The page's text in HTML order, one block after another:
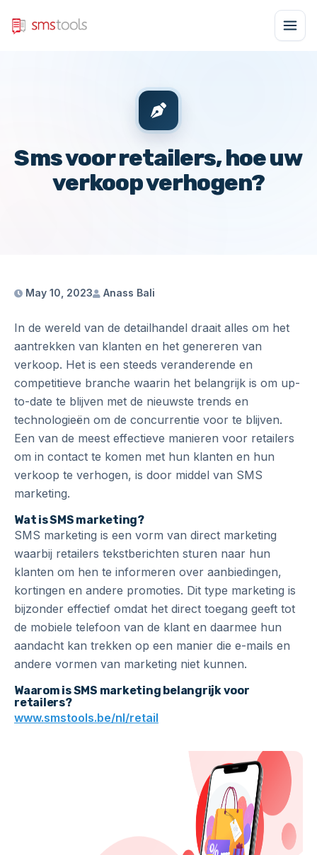
Sms voor retailers, hoe uw
verkoop verhogen?
May 10, 2023 Anass Bali
In de wereld van de detailhandel draait alles om het
aantrekken van klanten en het genereren van
verkoop. Het is een steeds veranderende en
competitieve branche waarin het belangrijk is om up-
to-date te blijven met de nieuwste trends en
technologieën om de concurrentie voor te blijven.
Een van de meest effectieve manieren voor retailers
om in contact te komen met hun klanten en hun
verkoop te verhogen, is door middel van SMS
marketing.
Wat is SMS marketing?
SMS marketing is een vorm van direct marketing
waarbij retailers tekstberichten sturen naar hun
klanten om hen te informeren over aanbiedingen,
kortingen en andere promoties. Dit type marketing is
bijzonder effectief omdat het direct toegang geeft tot
de mobiele telefoon van de klant en daarmee hun
aandacht kan trekken op een manier die e-mails en
andere vormen van marketing niet kunnen.
Waarom is SMS marketing belangrijk voor
retailers?
www.smstools.be/nl/retail